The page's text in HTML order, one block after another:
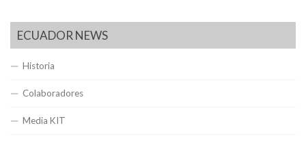
ECUADOR NEWS
Historia
Colaboradores
Media KIT